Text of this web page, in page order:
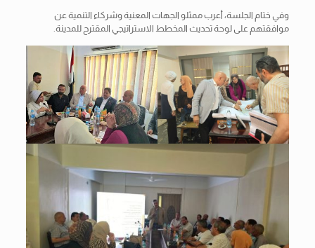
وفي ختام الجلسة، أعرب ممثلو الجهات المعنية وشركاء التنمية عن
موافقتهم على لوحة تحديث المخطط الاستراتيجي المقترح للمدينة.